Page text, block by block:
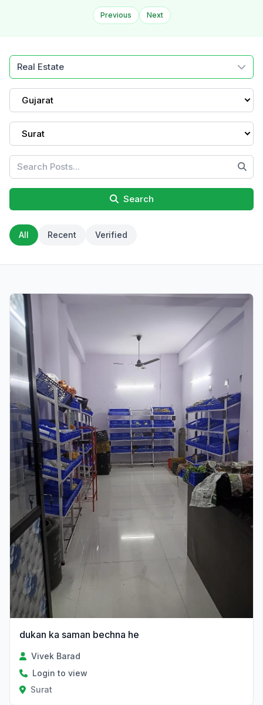
Previous Next
Real Estate
Gujarat
Surat
Search
All Recent Verified
dukan ka saman bechna he
Vivek Barad
Login to view
Surat